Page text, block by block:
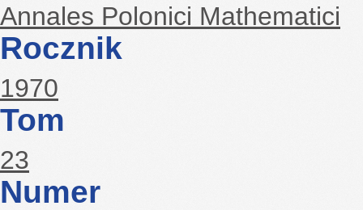
Annales Polonici Mathematici
Rocznik
1970
Tom
23
Numer